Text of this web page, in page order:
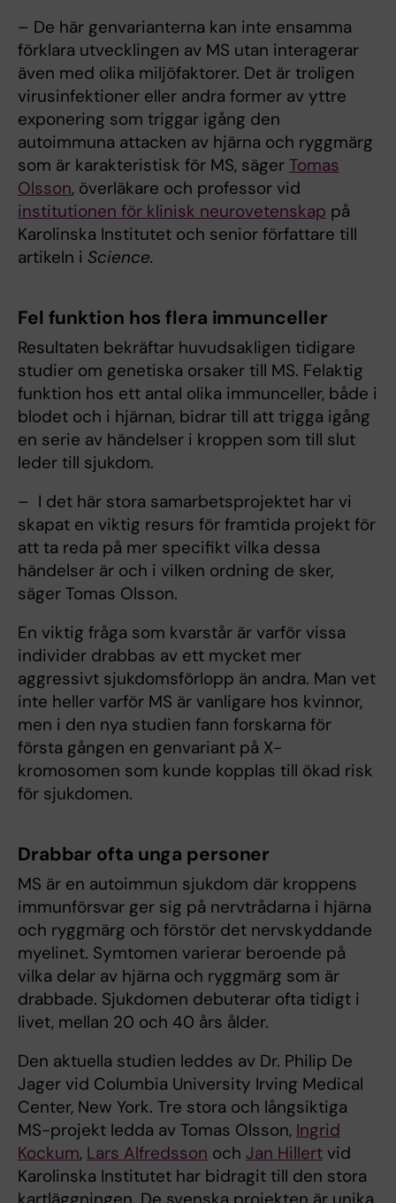
– De här genvarianterna kan inte ensamma
förklara utvecklingen av MS utan interagerar
även med olika miljöfaktorer. Det är troligen
virusinfektioner eller andra former av yttre
exponering som triggar igång den
autoimmuna attacken av hjärna och ryggmärg
som är karakteristisk för MS, säger Tomas
Olsson, överläkare och professor vid
institutionen för klinisk neurovetenskap på
Karolinska Institutet och senior författare till
artikeln i Science.
Fel funktion hos flera immunceller
Resultaten bekräftar huvudsakligen tidigare
studier om genetiska orsaker till MS. Felaktig
funktion hos ett antal olika immunceller, både i
blodet och i hjärnan, bidrar till att trigga igång
en serie av händelser i kroppen som till slut
leder till sjukdom.
– I det här stora samarbetsprojektet har vi
skapat en viktig resurs för framtida projekt för
att ta reda på mer specifikt vilka dessa
händelser är och i vilken ordning de sker,
säger Tomas Olsson.
En viktig fråga som kvarstår är varför vissa
individer drabbas av ett mycket mer
aggressivt sjukdomsförlopp än andra. Man vet
inte heller varför MS är vanligare hos kvinnor,
men i den nya studien fann forskarna för
första gången en genvariant på X-
kromosomen som kunde kopplas till ökad risk
för sjukdomen.
Drabbar ofta unga personer
MS är en autoimmun sjukdom där kroppens
immunförsvar ger sig på nervtrådarna i hjärna
och ryggmärg och förstör det nervskyddande
myelinet. Symtomen varierar beroende på
vilka delar av hjärna och ryggmärg som är
drabbade. Sjukdomen debuterar ofta tidigt i
livet, mellan 20 och 40 års ålder.
Den aktuella studien leddes av Dr. Philip De
Jager vid Columbia University Irving Medical
Center, New York. Tre stora och långsiktiga
MS-projekt ledda av Tomas Olsson, Ingrid
Kockum, Lars Alfredsson och Jan Hillert vid
Karolinska Institutet har bidragit till den stora